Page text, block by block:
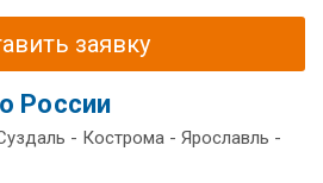
заявку
России
- Кострома - Ярославль -